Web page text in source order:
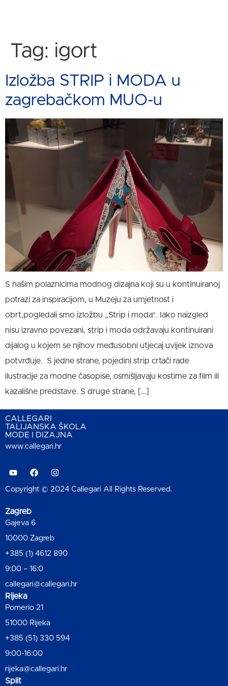
Tag: igort
Izložba STRIP i MODA u
zagrebačkom MUO-u
S našim polaznicima modnog dizajna koji su u kontinuiranoj
potrazi za inspiracijom, u Muzeju za umjetnost i
obrt,pogledali smo izložbu „Strip i moda“. Iako naizgled
nisu izravno povezani, strip i moda održavaju kontinuirani
dijalog u kojem se njihov međusobni utjecaj uvijek iznova
potvrđuje. S jedne strane, pojedini strip crtači rade
ilustracije za modne časopise, osmišljavaju kostime za film ili
kazališne predstave. S druge strane, […]
CALLEGARI
TALIJANSKA ŠKOLA
MODE I DIZAJNA
www.callegari.hr
Copyright © 2024 Callegari All Rights Reserved.
Zagreb
Gajeva 6
10000 Zagreb
+385 (1) 4612 890
9:00 – 16:0
callegari@callegari.hr
Rijeka
Pomerio 21
51000 Rijeka
+385 (51) 330 594
9:00-16:00
rijeka@callegari.hr
Split